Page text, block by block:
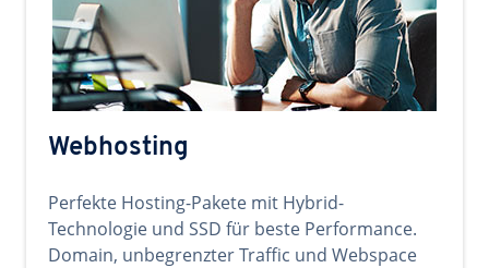
Webhosting
Perfekte Hosting-Pakete mit Hybrid-
Technologie und SSD für beste Performance.
Domain, unbegrenzter Traffic und Webspace